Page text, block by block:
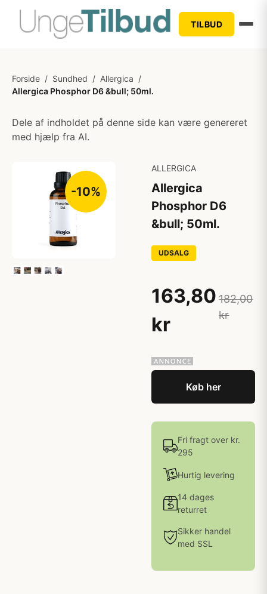
TILBUD
Forside / Sundhed / Allergica /
Allergica Phosphor D6 &bull; 50ml.
Dele af indholdet på denne side kan være genereret
med hjælp fra AI.
-10%
ALLERGICA
Allergica
Phosphor D6
&bull; 50ml.
UDSALG
163,80
kr
182,00
kr
Køb her
Fri fragt over kr.
295
Hurtig levering
14 dages
returret
Sikker handel
med SSL